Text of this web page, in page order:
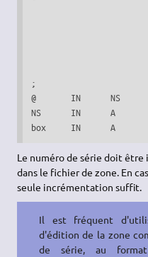
;
@       IN      NS
NS      IN      A
box     IN      A
Le numéro de série doit être
dans le fichier de zone. En
seule incrémentation suffit.
Il est fréquent
d'édition de la zone
de série, au format